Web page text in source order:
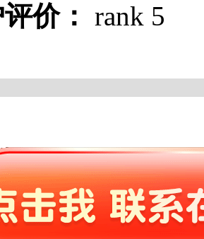
价：